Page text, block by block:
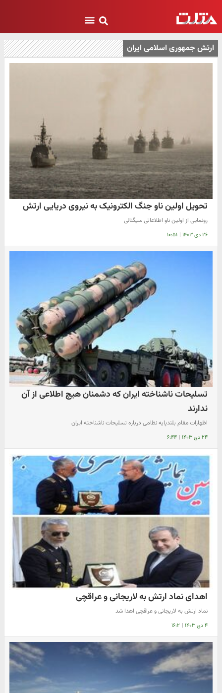
ارتش جمهوری اسلامی ایران
تحویل اولین ناو جنگ الکترونیک به نیروی دریایی ارتش
رونمایی از اولین ناو اطلاعاتی سیگنالی
۲۶ دی ۱۴۰۳ | ۱۰:۵۱
تسلیحات ناشناخته ایران که دشمنان هیچ اطلاعی از آن
ندارند
اظهارات مقام بلندپایه نظامی درباره تسلیحات ناشناخته ایران
۲۴ دی ۱۴۰۳ | ۶:۴۴
اهدای نماد ارتش به لاریجانی و عراقچی
نماد ارتش به لاریجانی و عراقچی اهدا شد
۴ دی ۱۴۰۳ | ۱۶:۲